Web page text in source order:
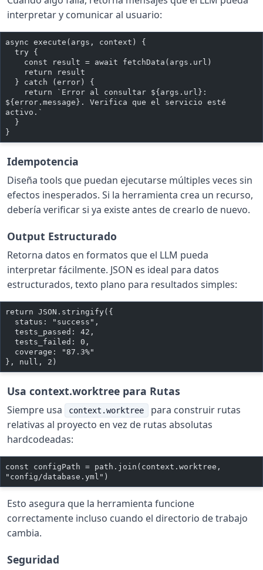
interpretar y comunicar al usuario:
async execute(args, context) {
  try {
    const result = await fetchData(args.url)
    return result
  } catch (error) {
${error.message}. Verifica que el servicio esté
activo.`
  }
}
Idempotencia
Diseña tools que puedan ejecutarse múltiples veces sin
efectos inesperados. Si la herramienta crea un recurso,
debería verificar si ya existe antes de crearlo de nuevo.
Output Estructurado
Retorna datos en formatos que el LLM pueda
interpretar fácilmente. JSON es ideal para datos
estructurados, texto plano para resultados simples:
return JSON.stringify({
  status: "success",
  tests_passed: 42,
  tests_failed: 0,
  coverage: "87.3%"
}, null, 2)
Usa context.worktree para Rutas
Siempre usa context.worktree
para construir rutas
relativas al proyecto en vez de rutas absolutas
hardcodeadas:
const configPath = path.join(context.worktree,
"config/database.yml")
Esto asegura que la herramienta funcione
correctamente incluso cuando el directorio de trabajo
cambia.
Seguridad